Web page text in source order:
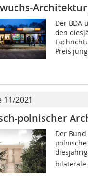
Der BDA
den
Preis
11/2021
polnischer
Der